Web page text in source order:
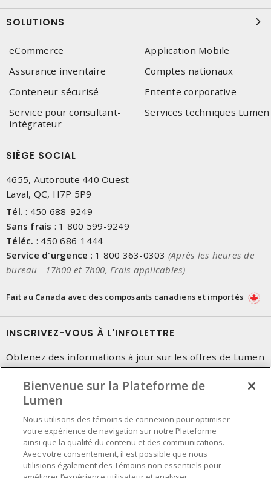
SOLUTIONS
eCommerce
Application Mobile
Assurance inventaire
Comptes nationaux
Conteneur sécurisé
Entente corporative
Service pour consultant-
intégrateur
Services techniques Lumen
SIÈGE SOCIAL
4655, Autoroute 440 Ouest
Laval, QC, H7P 5P9
Tél. : 450 688-9249
Sans frais : 1 800 599-9249
Téléc. : 450 686-1444
Service d'urgence : 1 800 363-0303 (Après les heures de
bureau - 17h00 et 7h00, Frais applicables)
Fait au Canada avec des composants canadiens et importés
INSCRIVEZ-VOUS À L'INFOLETTRE
Obtenez des informations à jour sur les offres de Lumen
Bienvenue sur la Plateforme de
Lumen
Nous utilisons des témoins de connexion pour optimiser
votre expérience de navigation sur notre Plateforme
ainsi que la qualité du contenu et des communications.
Avec votre consentement, il est possible que nous
utilisions également des Témoins non essentiels pour